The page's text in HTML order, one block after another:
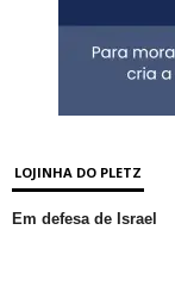
LOJINHA DO PLETZ
Em defesa de Israel